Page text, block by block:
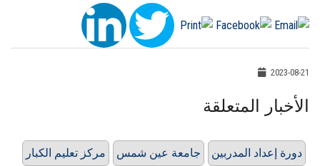
2023-08-21
الأخبار المتعلقة
مركز تعليم الكبار جامعة عين شمس دورة إعداد المدربين